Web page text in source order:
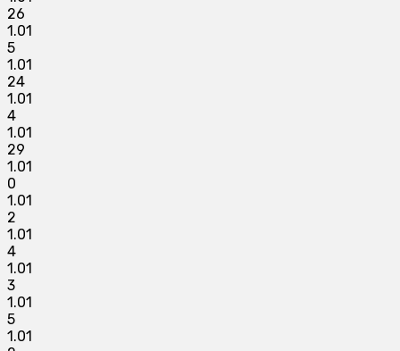
26
1.01
5
1.01
24
1.01
4
1.01
29
1.01
0
1.01
2
1.01
4
1.01
3
1.01
5
1.01